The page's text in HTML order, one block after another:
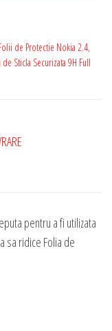
de Protectie Nokia 2.4,
Sticla Securizata 9H Full
pentru a fi utilizata
sa ridice Folia de